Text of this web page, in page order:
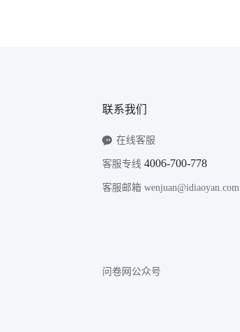
联系我们
在线客服
客服专线 4006-700-778
客服邮箱 wenjuan@idiaoyan.com
问卷网公众号